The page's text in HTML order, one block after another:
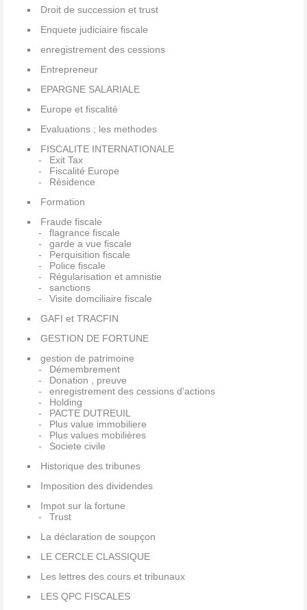
Droit de succession et trust
Enquete judiciaire fiscale
enregistrement des cessions
Entrepreneur
EPARGNE SALARIALE
Europe et fiscalité
Evaluations ; les methodes
FISCALITE INTERNATIONALE
Exit Tax
Fiscalité Europe
Résidence
Formation
Fraude fiscale
flagrance fiscale
garde a vue fiscale
Perquisition fiscale
Police fiscale
Régularisation et amnistie
sanctions
Visite domciliaire fiscale
GAFI et TRACFIN
GESTION DE FORTUNE
gestion de patrimoine
Démembrement
Donation , preuve
enregistrement des cessions d'actions
Holding
PACTE DUTREUIL
Plus value immobiliere
Plus values mobilières
Societe civile
Historique des tribunes
Imposition des dividendes
Impot sur la fortune
Trust
La déclaration de soupçon
LE CERCLE CLASSIQUE
Les lettres des cours et tribunaux
LES QPC FISCALES